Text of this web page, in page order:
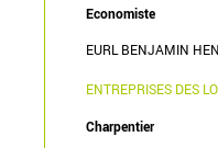
Economiste
EURL BENJAMIN
ENTREPRISES DES
Charpentier